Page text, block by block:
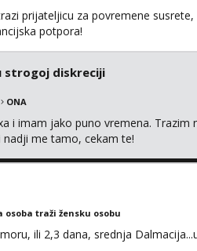
prijateljicu za povremene
potpora!
strogoj diskreciji
ONA
i imam jako puno vremena. Trazim
nadji me tamo, cekam te!
osoba traži žensku osobu
ili 2,3 dana, srednja